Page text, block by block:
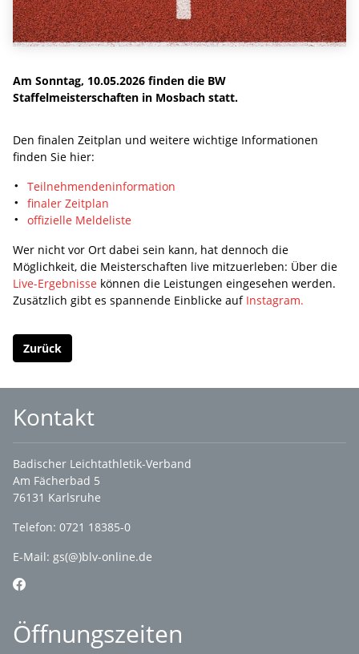
Am Sonntag, 10.05.2026 finden die BW
Staffelmeisterschaften in Mosbach statt.
Den finalen Zeitplan und weitere wichtige Informationen
finden Sie hier:
Teilnehmendeninformation
finaler Zeitplan
offizielle Meldeliste
Wer nicht vor Ort dabei sein kann, hat dennoch die
Möglichkeit, die Meisterschaften live mitzuerleben: Über die
Live-Ergebnisse können die Leistungen eingesehen werden.
Zusätzlich gibt es spannende Einblicke auf Instagram.
Zurück
Kontakt
Badischer Leichtathletik-Verband
Am Fächerbad 5
76131 Karlsruhe
Telefon: 0721 18385-0
E-Mail: gs(@)blv-online.de
Öffnungszeiten